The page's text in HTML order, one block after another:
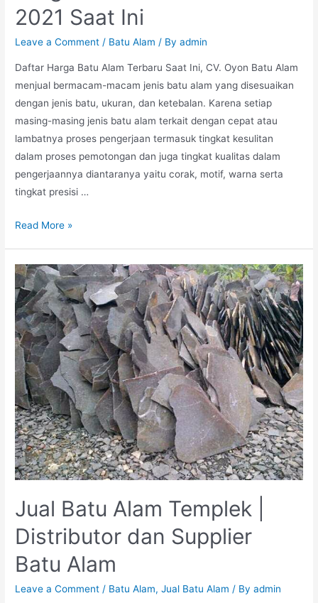
2021 Saat Ini
Leave a Comment / Batu Alam / Byadmin
Daftar Harga Batu Alam Terbaru Saat Ini, CV. Oyon Batu Alam
menjual bermacam-macam jenis batu alam yang disesuaikan
dengan jenis batu, ukuran, dan ketebalan. Karena setiap
masing-masing jenis batu alam terkait dengan cepat atau
lambatnya proses pengerjaan termasuk tingkat kesulitan
dalam proses pemotongan dan juga tingkat kualitas dalam
pengerjaannya diantaranya yaitu corak, motif, warna serta
tingkat presisi …
Harga
Terbaru
2021
Saat
Ini
Read More »
Jual Batu Alam Templek |
Distributor dan Supplier
Batu Alam
Leave a Comment / Batu Alam,Jual Batu Alam / Byadmin